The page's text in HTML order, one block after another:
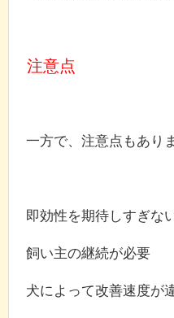
注意点
一方で、注意点もあり
即効性を期待しすぎな
飼い主の継続が必要
犬によって改善速度が